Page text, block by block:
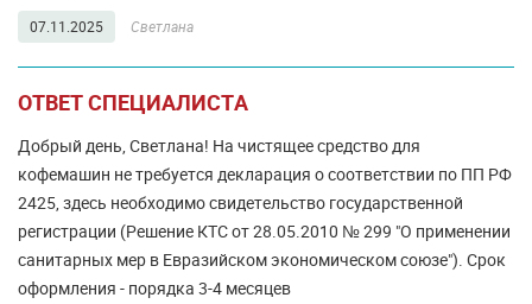
07.11.2025 Светлана
ОТВЕТ СПЕЦИАЛИСТА
Добрый день, Светлана! На чистящее средство для
кофемашин не требуется декларация о соответствии по ПП РФ
2425, здесь необходимо свидетельство государственной
регистрации (Решение КТС от 28.05.2010 № 299 "О применении
санитарных мер в Евразийском экономическом союзе"). Срок
оформления - порядка 3-4 месяцев